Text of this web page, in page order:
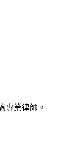
專業律師。